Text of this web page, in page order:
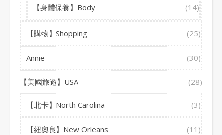
【身體保養】Body (14)
【購物】Shopping (25)
Annie (30)
【美國旅遊】USA (28)
【北卡】North Carolina (3)
【紐奧良】New Orleans (11)